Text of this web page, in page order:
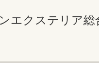
エクステリア総